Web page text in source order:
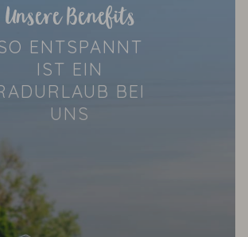
Unsere Benefits
ENTSPANNT
IST EIN
BEI
UNS